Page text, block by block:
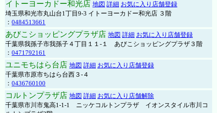
イトーヨーカドー和光店 地図 詳細 お気に入り店舗登録
埼玉県和光市丸山台1丁目9-3 イトーヨーカドー和光店 ３階
： 0484513661
あびこショッピングプラザ店 地図 詳細 お気に入り店舗登録
千葉県我孫子市我孫子４丁目１１-１ あびこショッピングプラザ３階
： 0471792161
ユニモちはら台店 地図 詳細 お気に入り店舗登録
千葉県市原市ちはら台西３-４
： 0436760100
コルトンプラザ店 地図 詳細 お気に入り店舗解除
千葉県市川市鬼高1-1-1 ニッケコルトンプラザ イオンスタイル市川コ